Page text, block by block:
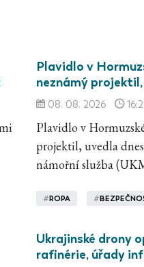
Plavidlo v
neznámý
08. 08. 2026
Plavidlo v
projektil, uvedla
námořní služba
#ROPA #
Ukrajinské drony
rafinérie, úřady